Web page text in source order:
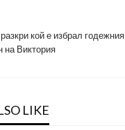
кой е избрал годежния
на Виктория
LIKE